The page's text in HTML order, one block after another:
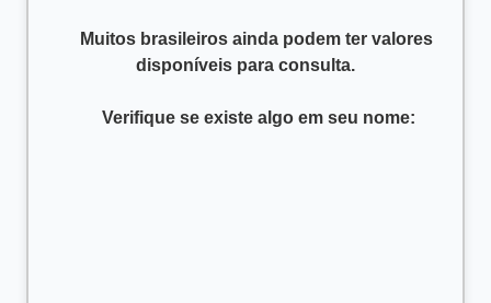
disponíveis para consulta.